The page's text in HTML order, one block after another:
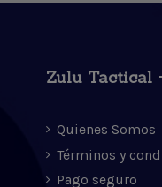
Zulu Tactical
Quienes Somos
Términos y
Pago seguro